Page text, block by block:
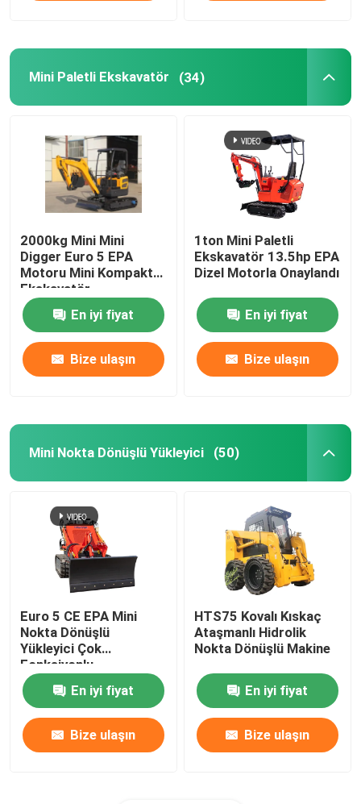
Mini Paletli Ekskavatör (34)
2000kg Mini Mini
Digger Euro 5 EPA
Motoru Mini Kompakt
Ekskavatör
En iyi fiyat
Bize ulaşın
1ton Mini Paletli
Ekskavatör 13.5hp EPA
Dizel Motorla Onaylandı
En iyi fiyat
Bize ulaşın
Mini Nokta Dönüşlü Yükleyici (50)
Euro 5 CE EPA Mini
Nokta Dönüşlü
Yükleyici Çok
Fonksiyonlu
Mühendislik Araçları
En iyi fiyat
Bize ulaşın
HTS75 Kovalı Kıskaç
Ataşmanlı Hidrolik
Nokta Dönüşlü Makine
En iyi fiyat
Bize ulaşın